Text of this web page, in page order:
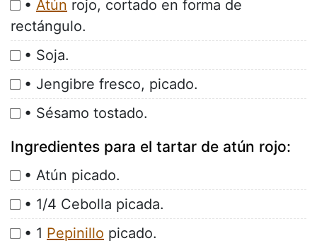
• Atún rojo, cortado en forma de
rectángulo.
• Soja.
• Jengibre fresco, picado.
• Sésamo tostado.
Ingredientes para el tartar de atún rojo:
• Atún picado.
• 1/4 Cebolla picada.
• 1 Pepinillo picado.